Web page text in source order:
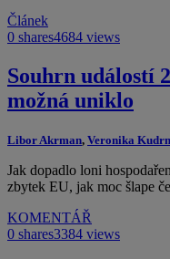
Článek
0 shares4684 views
Souhrn událostí
možná uniklo
Libor Akrman, Veronika
Jak dopadlo loni
zbytek EU, jak moc šlape
KOMENTÁŘ
0 shares3384 views